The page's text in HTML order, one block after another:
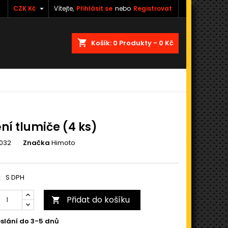
Vítejte, Přihlásit se nebo Registrovat
CZK Kč 
shopping_cart Košík: 0 Produkty - 0 Kč
tlumiče (4 ks)
Značka Himoto
S DPH
 Přidat do košíku
do 3-5 dnů